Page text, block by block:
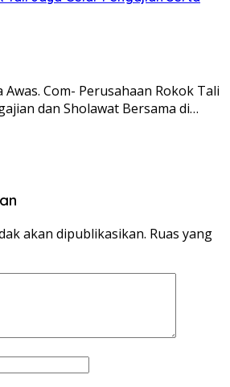
Awas. Com- Perusahaan Rokok Tali
dan Sholawat Bersama di…
akan dipublikasikan. Ruas yang